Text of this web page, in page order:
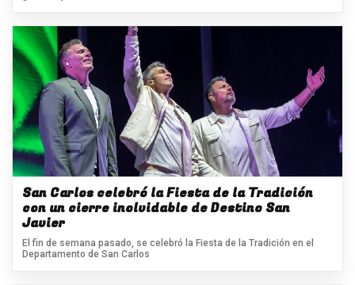
San Carlos celebró la Fiesta de la Tradición
con un cierre inolvidable de Destino San
Javier
El fin de semana pasado, se celebró la Fiesta de la Tradición en el
Departamento de San Carlos